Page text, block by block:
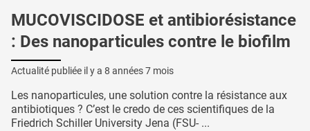
MUCOVISCIDOSE et antibiorésistance
: Des nanoparticules contre le biofilm
Actualité publiée il y a 8 années 7 mois
Les nanoparticules, une solution contre la résistance aux
antibiotiques ? C’est le credo de ces scientifiques de la
Friedrich Schiller University Jena (FSU- ...